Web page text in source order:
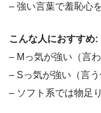
– 強い言葉で羞恥心
こんな人におすすめ:
– Mっ気が強い（言わ
– Sっ気が強い（言う
– ソフト系では物足